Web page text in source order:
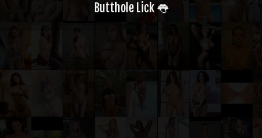
Butthole Lick 👅